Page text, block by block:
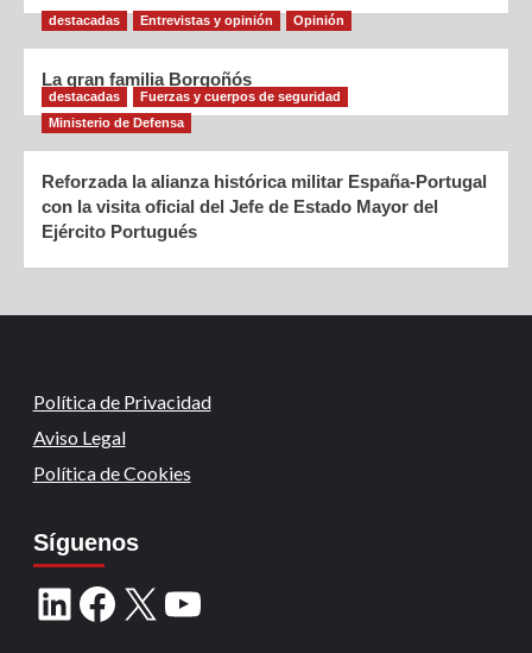
destacadas Entrevistas y opinión Opinión
La gran familia Borgoñós
destacadas
Fuerzas y cuerpos de seguridad
Ministerio de Defensa
Reforzada la alianza histórica militar España-Portugal
con la visita oficial del Jefe de Estado Mayor del
Ejército Portugués
Política de Privacidad
Aviso Legal
Política de Cookies
Síguenos